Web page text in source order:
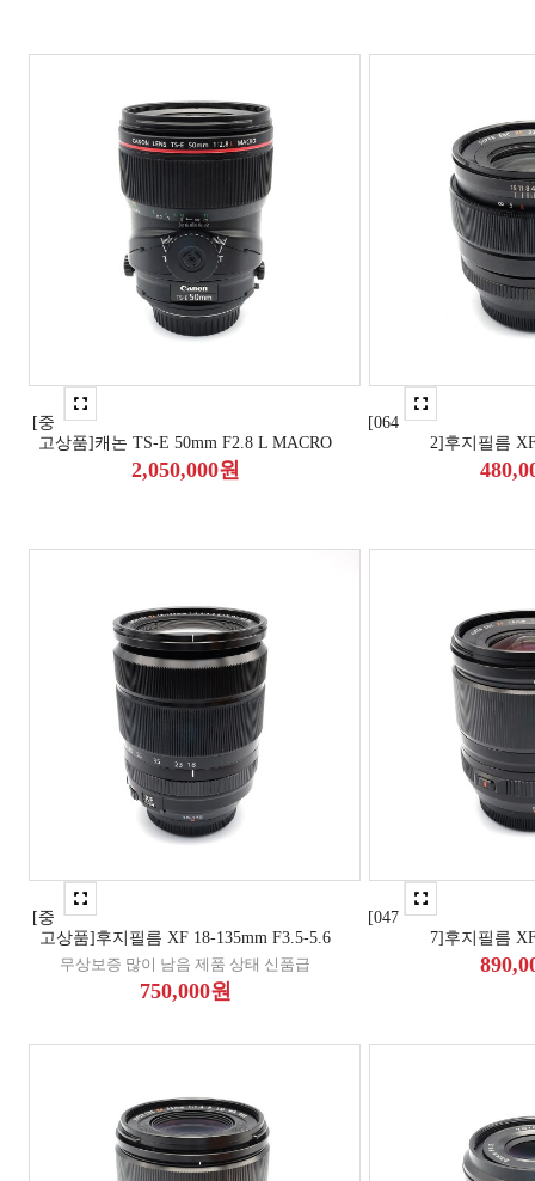
[중
고상품]캐논 TS-E 50mm F2.8 L MACRO
2,050,000원
[064
2]후지필름
[중
고상품]후지필름 XF 18-135mm F3.5-5.6
무상보증 많이 남음 제품 상태 신품급
750,000원
[047
7]후지필름